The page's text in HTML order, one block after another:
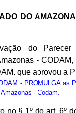
DO
do Parecer
-
que aprovou a
- PROMULGA as
- Codam.
no § 1º do art. 6º